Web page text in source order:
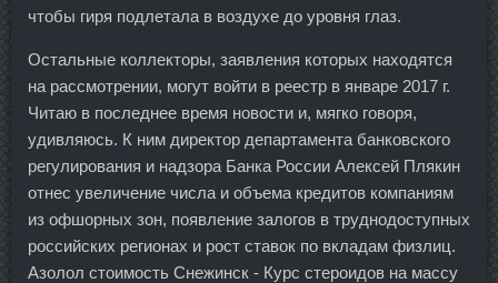
чтобы гиря подлетала в воздухе до уровня глаз.
Остальные коллекторы, заявления которых находятся
на рассмотрении, могут войти в реестр в январе 2017 г.
Читаю в последнее время новости и, мягко говоря,
удивляюсь. К ним директор департамента банковского
регулирования и надзора Банка России Алексей Плякин
отнес увеличение числа и объема кредитов компаниям
из офшорных зон, появление залогов в труднодоступных
российских регионах и рост ставок по вкладам физлиц.
Азолол стоимость Снежинск - Курс стероидов на массу